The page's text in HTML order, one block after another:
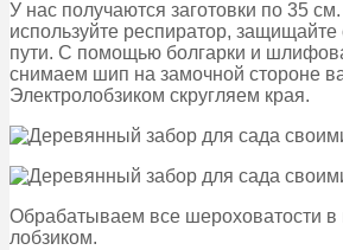
У нас получаются заготовки по 35
используйте респиратор,
пути. С помощью болгарки и
снимаем шип на замочной стороне
Электролобзиком скругляем края.
Обрабатываем все шероховатости в
лобзиком.